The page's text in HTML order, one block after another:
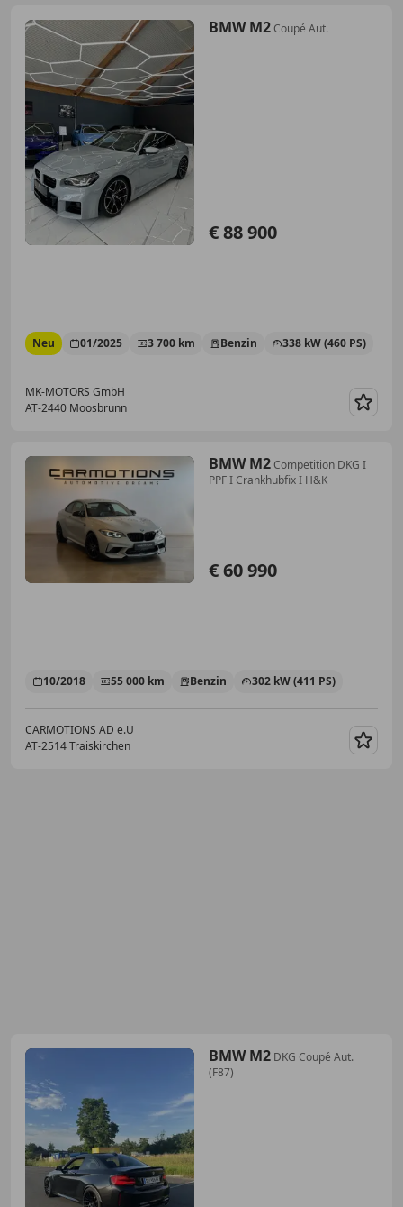
BMW M2Coupé Aut.
€ 88 900
Neu 01/2025 3 700 km Benzin 338 kW (460 PS)
MK-MOTORS GmbH
AT-2440 Moosbrunn
BMW M2Competition DKG I
PPF I Crankhubfix I H&K
€ 60 990
10/2018 55 000 km Benzin 302 kW (411 PS)
CARMOTIONS AD e.U
AT-2514 Traiskirchen
BMW M2 DKG Coupé Aut.
(F87)